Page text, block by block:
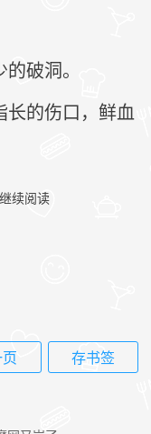
破洞。
长的伤口，鲜血
续阅读
存书签